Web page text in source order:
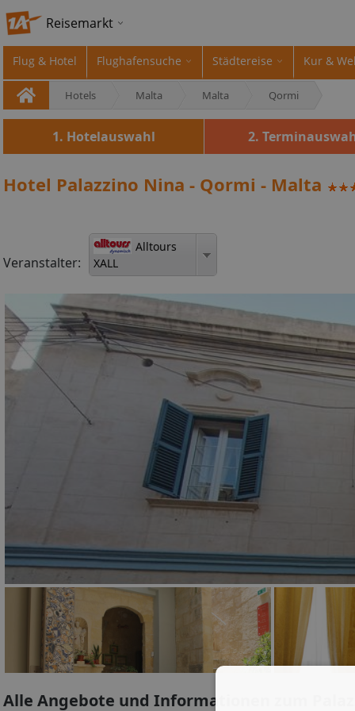
Reisemarkt
Flug & Hotel Flughafensuche Städtereise Kur &
Hotels Malta Malta Qormi
1. Hotelauswahl 2.
Hotel Palazzino Nina - Qormi - Malta
Veranstalter:
Alltours
XALL
Alle Angebote und Informationen zum